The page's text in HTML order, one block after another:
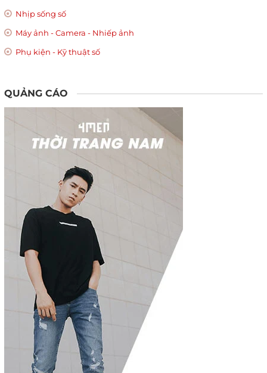
Nhịp sống số
Máy ảnh - Camera - Nhiếp ảnh
Phụ kiện - Kỹ thuật số
QUẢNG CÁO